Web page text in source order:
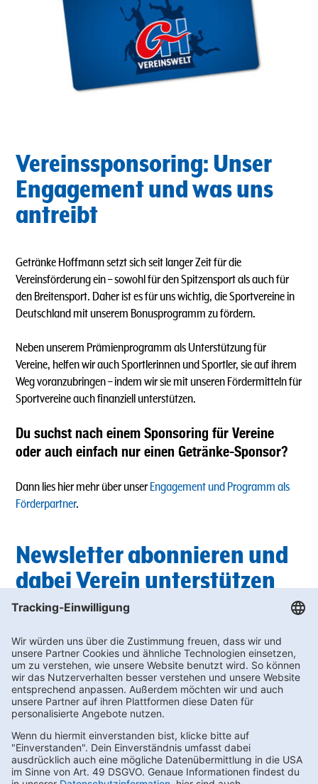
Vereinssponsoring: Unser
Engagement und was uns
antreibt
Getränke Hoffmann setzt sich seit langer Zeit für die
Vereinsförderung ein – sowohl für den Spitzensport als auch für
den Breitensport. Daher ist es für uns wichtig, die Sportvereine in
Deutschland mit unserem Bonusprogramm zu fördern.
Neben unserem Prämienprogramm als Unterstützung für
Vereine, helfen wir auch Sportlerinnen und Sportler, sie auf ihrem
Weg voranzubringen – indem wir sie mit unseren Fördermitteln für
Sportvereine auch finanziell unterstützen.
Du suchst nach einem Sponsoring für Vereine
oder auch einfach nur einen Getränke-Sponsor?
Dann lies hier mehr über unser Engagement und Programm als
Förderpartner.
Newsletter abonnieren und
dabei Verein unterstützen
Vereinsfeier? In unserem Newsletter findest du regelmäßig die
neuestenAngebote, bei denen du wertvolle Bonus-punkte für die
Vereinswelt sammeln kannst.
Unterstütze deinen Sportverein und melde dich hier zum
Newsletter an!